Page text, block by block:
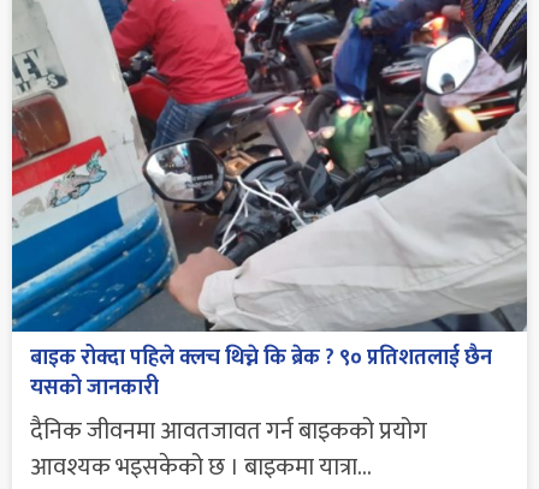
बाइक रोक्दा पहिले क्लच थिच्ने कि ब्रेक ? ९० प्रतिशतलाई छैन
यसको जानकारी
दैनिक जीवनमा आवतजावत गर्न बाइकको प्रयोग
आवश्यक भइसकेको छ । बाइकमा यात्रा...